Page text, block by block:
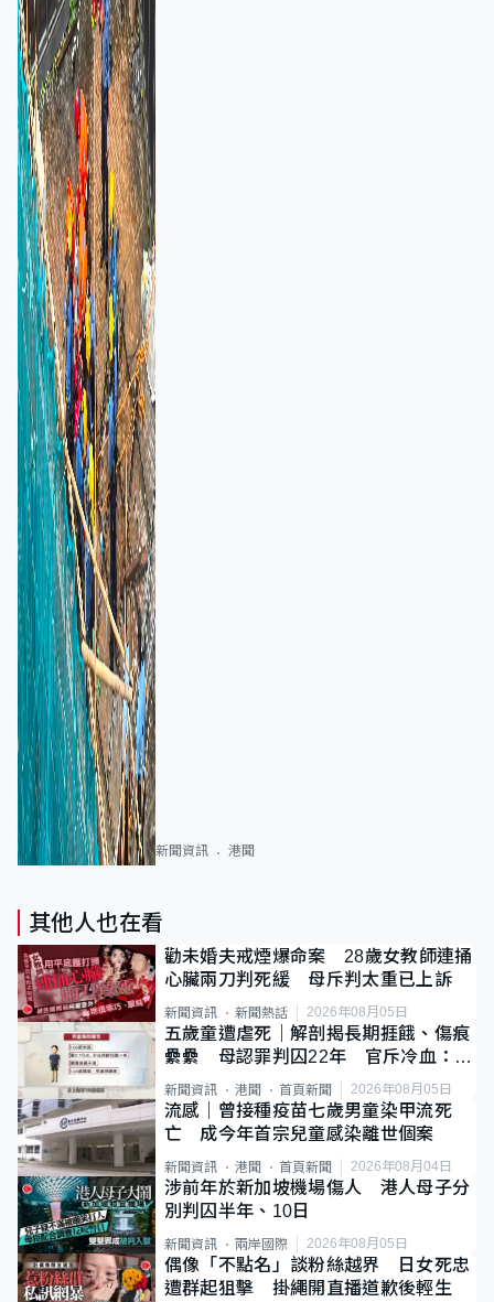
新聞資訊 港聞
其他人也在看
勸未婚夫戒煙爆命案 28歲女教師連捅
心臟兩刀判死緩 母斥判太重已上訴
新聞資訊 新聞熱話 2026年08月05日
五歲童遭虐死｜解剖揭長期捱餓、傷痕
纍纍 母認罪判囚22年 官斥冷血：同
類案最惡劣
新聞資訊 港聞 首頁新聞 2026年08月05日
流感｜曾接種疫苗七歲男童染甲流死
亡 成今年首宗兒童感染離世個案
新聞資訊 港聞 首頁新聞 2026年08月04日
涉前年於新加坡機場傷人 港人母子分
別判囚半年、10日
新聞資訊 兩岸國際 2026年08月05日
偶像「不點名」談粉絲越界 日女死忠
遭群起狙擊 掛繩開直播道歉後輕生